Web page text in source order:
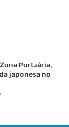
Zona Portuária,
japonesa no